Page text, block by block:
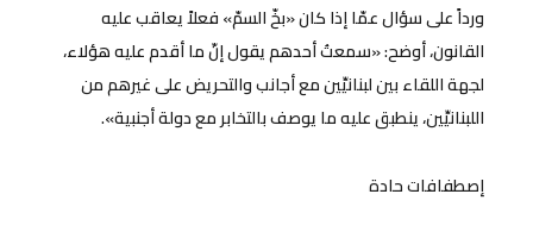
ورداً على سؤال عمّا إذا كان «بخّ السمّ» فعلاً يعاقب عليه
القانون، أوضح: «سمعتُ أحدهم يقول إنّ ما أقدم عليه هؤلاء،
لجهة اللقاء بين لبنانيِّين مع أجانب والتحريض على غيرهم من
اللبنانيِّين، ينطبق عليه ما يوصف بالتخابر مع دولة أجنبية».
إصطفافات حادة